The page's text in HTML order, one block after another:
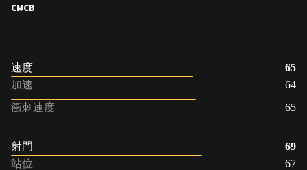
CMCB
速度
65
加速
64
衝刺速度
65
射門
69
站位
67